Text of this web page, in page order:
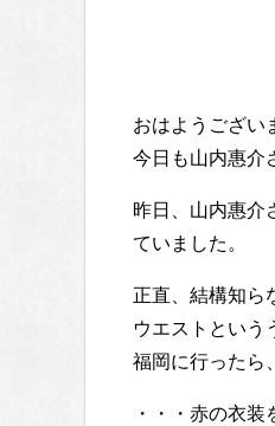
おはようござい
今日も山内惠介
昨日、山内惠介
ていました。
正直、結構知ら
ウエストという
福岡に行ったら
・・・赤の衣